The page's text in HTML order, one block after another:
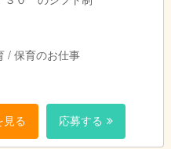
程度
時は平日に振替休日
/ 保育のお仕事
見る 応募する